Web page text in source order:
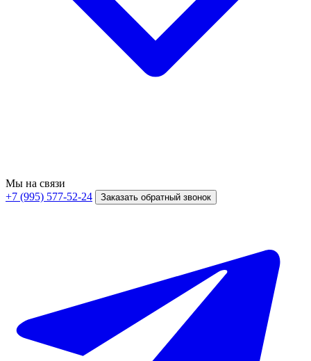
Мы на связи
+7 (995) 577-52-24
Заказать обратный звонок